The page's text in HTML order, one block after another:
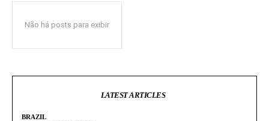
Não há posts para exibir
LATEST ARTICLES
BRAZIL